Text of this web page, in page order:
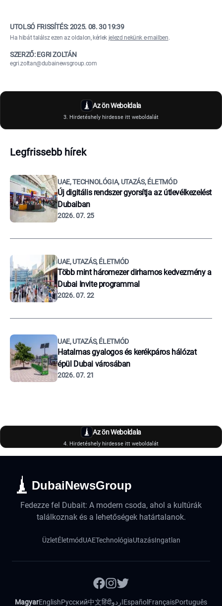
UTOLSÓ FRISSÍTÉS:2025. 08. 30 19:39
Ha hibát találsz ezen az oldalon, kérlek jelezd nekünk e-mailben.
SZERZŐ: EGRI ZOLTÁN
egri.zoltan@dubainewsgroup.com
Az ön Weboldala
3. Hirdetéshely hirdesse itt weboldalát
Legfrissebb hírek
UAE, TECHNOLÓGIA, UTAZÁS, ÉLETMÓD
Új digitális rendszer gyorsítja az útlevélkezelést
Dubaiban
2026. 07. 25
UAE, UTAZÁS, ÉLETMÓD
Több mint háromezer dirhamos kedvezmény a
Dubai Invite programmal
2026. 07. 22
UAE, UTAZÁS, ÉLETMÓD
Hatalmas gyalogos és kerékpáros hálózat
épül Dubai városában
2026. 07. 21
Az ön Weboldala
4. Hirdetéshely hirdesse itt weboldalát
DubaiNewsGroup
Fedezze fel Dubait: A modern csoda, ahol a kultúrák
találkoznak és a lehetőségek határtalanok.
ÜzletÉletmódUAETechnológiaUtazásIngatlan
MagyarEnglishРусский中文हिंदीاردوEspañol FrançaisPortuguês